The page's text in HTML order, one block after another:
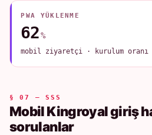
PWA YÜKLENME
62%
mobil ziyaretçi · kurulum oranı
§ 07 — SSS
Mobil Kingroyal giriş
sorulanlar